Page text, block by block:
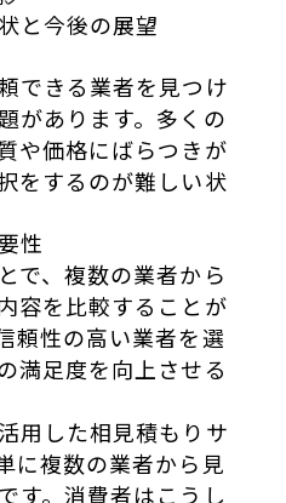
と今後の展望
できる業者を見つけ
があります。多くの
や価格にばらつきが
をするのが難しい状
性
で、複数の業者から
容を比較することが
頼性の高い業者を選
満足度を向上させる
用した相見積もりサ
に複数の業者から見
す。消費者はこうし